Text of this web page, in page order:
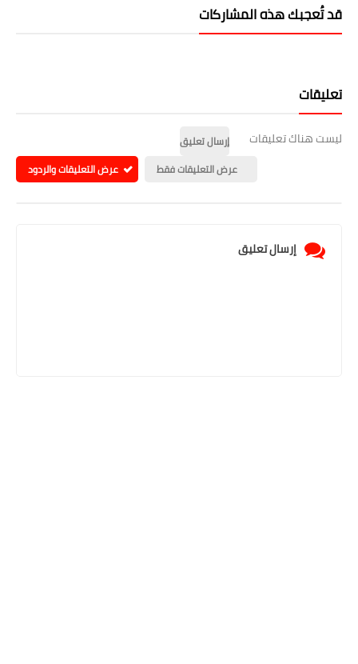
قد تُعجبك هذه المشاركات
تعليقات
ليست هناك تعليقات
إرسال تعليق
عرض التعليقات فقط
عرض التعليقات والردود
إرسال تعليق